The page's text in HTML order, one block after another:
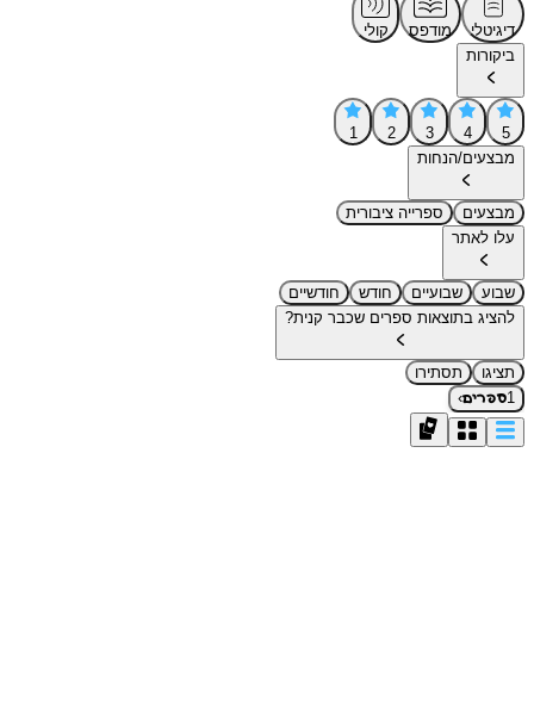
דיגיטלי מודפס
קולי
ביקורות
5
4
3
2
1
מבצעים/הנחות
מבצעים
ספרייה ציבורית
עלו לאתר
שבוע שבועיים חודש
חודשיים
להציג בתוצאות ספרים שכבר קנית?
תציגו
תסתירו
1ספרים›